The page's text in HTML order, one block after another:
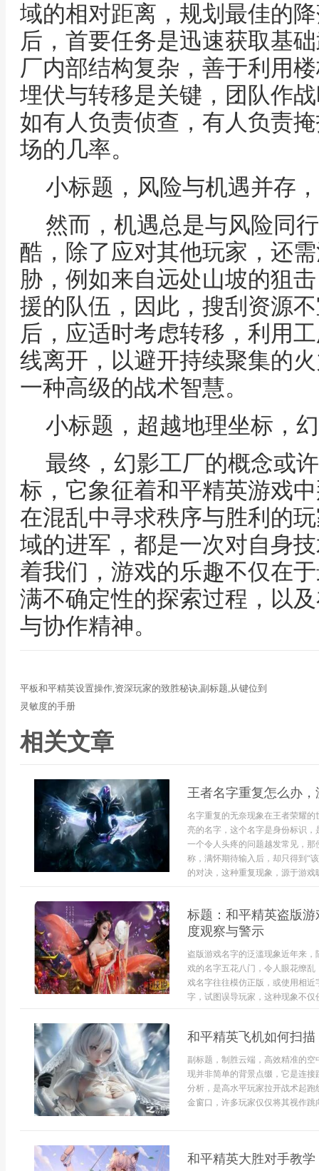
域的相对距离，规划最佳的
后，首要任务是迅速获取基
厂内部结构复杂，善于利用
埋伏与转移是关键，团队作
如有人负责侦查，有人负责
场的几率。
小标题，风险与机遇并存
然而，机遇总是与风险同
酷，除了应对其他玩家，还
胁，例如来自远处山坡的狙
援的队伍，因此，搜刮资源
后，应适时考虑转移，利用
线离开，以避开持续聚集的
一种高级的战术智慧。
小标题，超越地理坐标，
最终，幻影工厂的概念或
标，它象征着和平精英游戏
在混乱中寻求秩序与胜利的
域的进军，都是一次对自身
着我们，游戏的乐趣不仅在
满不确定性的探索过程，以
与协作精神。
平板和平精英设置操作,资深玩家的致胜秘诀,副标题,从键位到
灵敏度的手册
相关文章
王者名字重复怎么办
名字重复的无奈现象在王者荣耀
亮的名字，这个名字是身份标识
一个令人头疼的问题越发常见，
称，满怀期待输入后，却只得到“
的对决，这种重复现象，源于游戏
标题：和平精英盗版
度观察与警示
盗版游戏名字的泛滥现象近年来
戏的名字五花八门，令人眼花缭
戏名字往往模仿正版，或使用相
字，试图误导玩家，这种现象不
和平精英飞机如何扫
副标题，制胜云端，高效精准的
现并非简单的背景点缀，它是连
分析，是高水平玩家拉开战术起
金窗口，许多玩家仅仅将其视作
和平精英大胜对手教